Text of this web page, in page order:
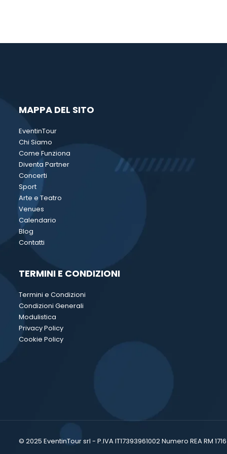
MAPPA DEL SITO
EventinTour
Chi Siamo
Come Funziona
Diventa Partner
Concerti
Sport
Arte e Teatro
Venues
Calendario
Blog
Contatti
TERMINI E CONDIZIONI
Termini e Condizioni
Condizioni Generali
Modulistica
Privacy Policy
Cookie Policy
© 2025 EventinTour srl - P.IVA IT17393961002 Numero REA RM